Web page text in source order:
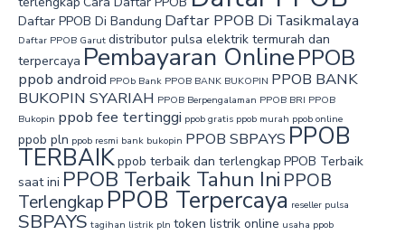
Daftar PPOB Di Bandung Daftar PPOB Di Tasikmalaya
Daftar PPOB Garut distributor pulsa elektrik termurah dan
terpercaya Pembayaran OnlinePPOB
ppob android PPOb Bank PPOB BANK BUKOPIN PPOB BANK
BUKOPIN SYARIAH PPOB Berpengalaman PPOB BRI PPOB
Bukopin ppob fee tertinggi ppob gratis ppob murah ppob online
ppob pln ppob resmi bank bukopin PPOB SBPAYS PPOB
TERBAIKppob terbaik dan terlengkap PPOB Terbaik
saat ini PPOB Terbaik Tahun Ini PPOB
Terlengkap PPOB Terpercaya reseller pulsa
SBPAYS tagihan listrik pln token listrik online usaha ppob